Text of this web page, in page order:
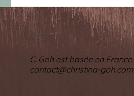
Contact
C. Goh est basée en France.
contact@christina-goh.com